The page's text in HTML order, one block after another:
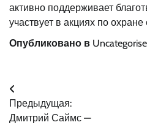
активно поддерживает
участвует в акциях по
Опубликовано в
Навигация
по
Предыдущая:
Дмитрий Саймс —